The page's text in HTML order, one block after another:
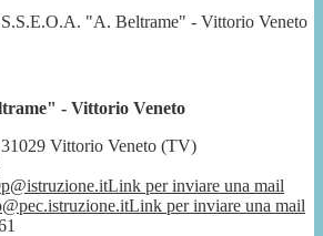
"A. Beltrame" - Vittorio Veneto
- Vittorio Veneto
Vittorio Veneto (TV)
Link per inviare una mail
Link per inviare una mail